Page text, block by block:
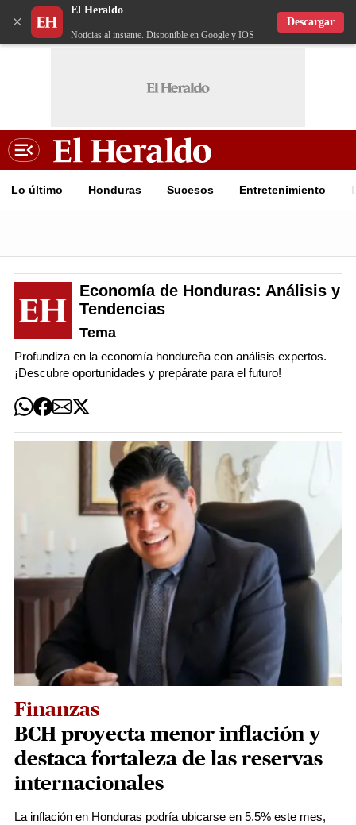
×
El Heraldo
Noticias al instante. Disponible en Google y IOS
Descargar
Lo último Honduras Sucesos Entretenimiento
Economía de Honduras: Análisis y
Tendencias
Tema
Profundiza en la economía hondureña con análisis expertos.
¡Descubre oportunidades y prepárate para el futuro!
Finanzas
BCH proyecta menor inflación y
destaca fortaleza de las reservas
internacionales
La inflación en Honduras podría ubicarse en 5.5% este mes,